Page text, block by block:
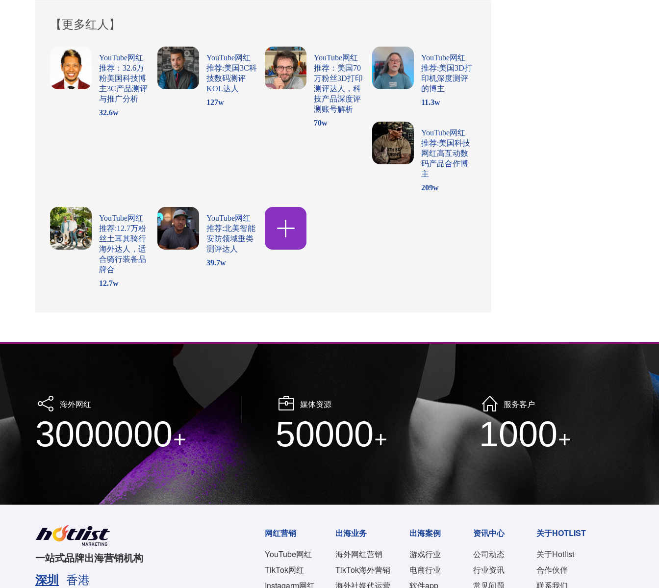
【更多红人】
YouTube网红
推荐：32.6万
粉美国科技博
主3C产品测评
与推广分析
32.6w
YouTube网红
推荐:美国3C科
技数码测评
KOL达人
127w
YouTube网红
推荐：美国70
万粉丝3D打印
测评达人，科
技产品深度评
测账号解析
70w
YouTube网红
推荐:美国3D打
印机深度测评
的博主
11.3w
YouTube网红
推荐:美国科技
网红高互动数
码产品合作博
主
209w
YouTube网红
推荐:12.7万粉
丝土耳其骑行
海外达人，适
合骑行装备品
牌合
12.7w
YouTube网红
推荐:北美智能
安防领域垂类
测评达人
39.7w
海外网红
3000000+
媒体资源
50000+
服务客户
1000+
一站式品牌出海营销机构
深圳 香港
网红营销
YouTube网红
TikTok网红
Instagarm网红
出海业务
海外网红营销
TikTok海外营销
海外社媒代运营
出海案例
游戏行业
电商行业
软件app
资讯中心
公司动态
行业资讯
常见问题
关于HOTLIST
关于Hotlist
合作伙伴
联系我们